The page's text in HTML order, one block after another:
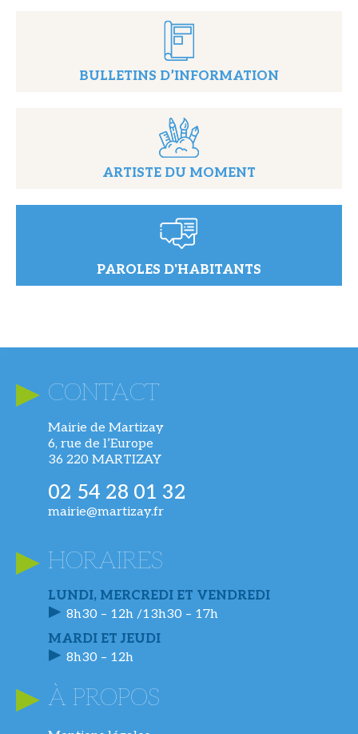
BULLETINS D’INFORMATION
ARTISTE DU MOMENT
PAROLES D'HABITANTS
CONTACT
Mairie de Martizay
6, rue de l’Europe
36 220 MARTIZAY
02 54 28 01 32
mairie@martizay.fr
HORAIRES
LUNDI, MERCREDI ET VENDREDI
8h30 – 12h /13h30 – 17h
MARDI ET JEUDI
8h30 – 12h
À PROPOS